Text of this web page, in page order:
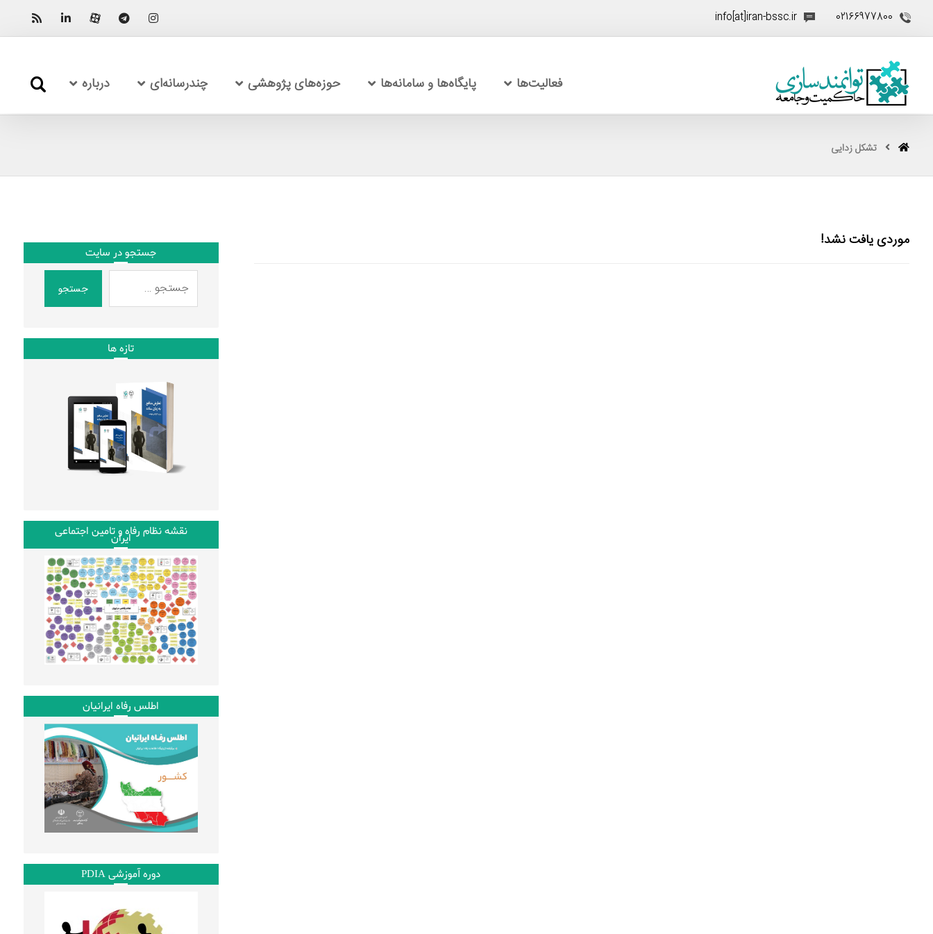
02166977800
info[at]iran-bssc.ir
فعالیت‌ها پایگاه‌ها و سامانه‌ها حوزه‌های پژوهشی چندرسانه‌ای درباره
تشکل زدایی
موردی یافت نشد!
جستجو در سایت
جستجو
تازه ها
نقشه نظام رفاه و تامین اجتماعی
ایران
اطلس رفاه ایرانیان
دوره آموزشی PDIA